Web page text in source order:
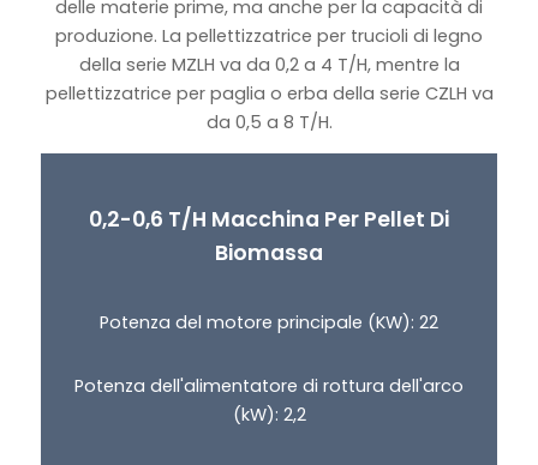
delle materie prime, ma anche per la capacità di
produzione. La pellettizzatrice per trucioli di legno
della serie MZLH va da 0,2 a 4 T/H, mentre la
pellettizzatrice per paglia o erba della serie CZLH va
da 0,5 a 8 T/H.
0,2-0,6 T/H Macchina Per Pellet Di
Biomassa
Potenza del motore principale (KW): 22
Potenza dell'alimentatore di rottura dell'arco
(kW): 2,2